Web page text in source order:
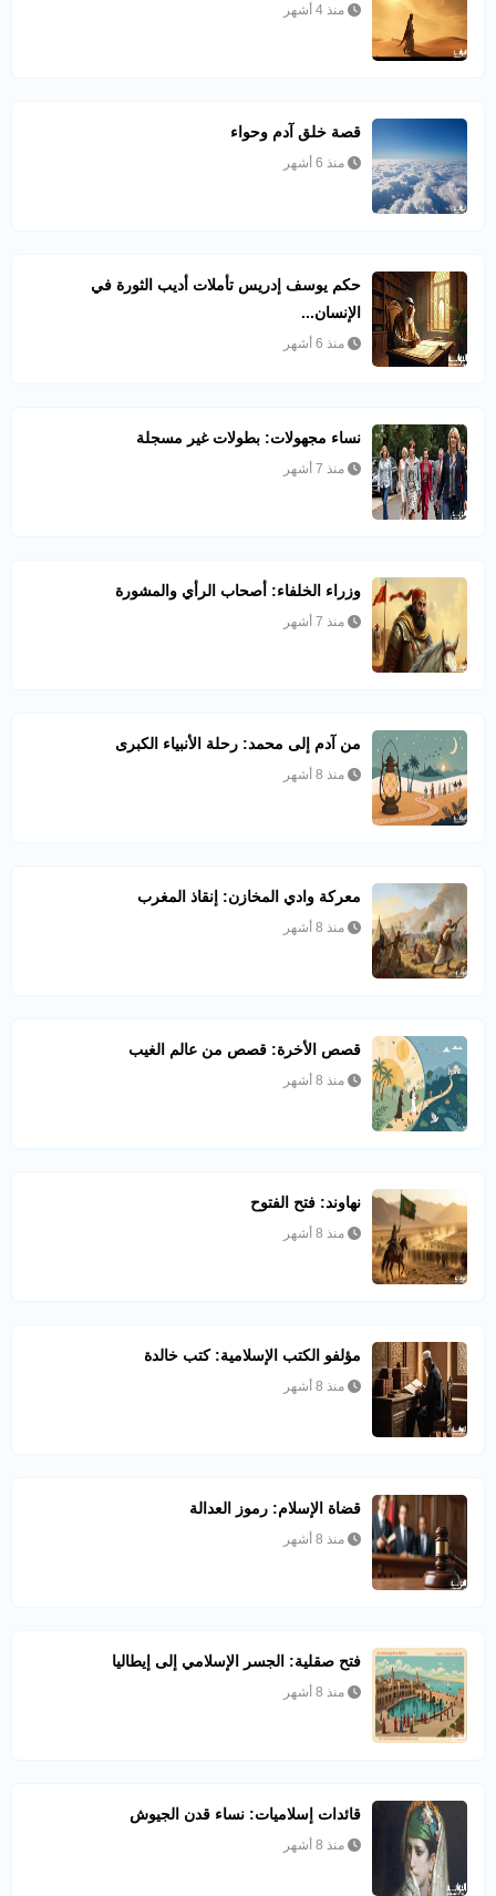
منذ 4 أشهر
قصة خلق آدم وحواء
منذ 6 أشهر
حكم يوسف إدريس تأملات أديب الثورة في
الإنسان...
منذ 6 أشهر
نساء مجهولات: بطولات غير مسجلة
منذ 7 أشهر
وزراء الخلفاء: أصحاب الرأي والمشورة
منذ 7 أشهر
من آدم إلى محمد: رحلة الأنبياء الكبرى
منذ 8 أشهر
معركة وادي المخازن: إنقاذ المغرب
منذ 8 أشهر
قصص الأخرة: قصص من عالم الغيب
منذ 8 أشهر
نهاوند: فتح الفتوح
منذ 8 أشهر
مؤلفو الكتب الإسلامية: كتب خالدة
منذ 8 أشهر
قضاة الإسلام: رموز العدالة
منذ 8 أشهر
فتح صقلية: الجسر الإسلامي إلى إيطاليا
منذ 8 أشهر
قائدات إسلاميات: نساء قدن الجيوش
منذ 8 أشهر